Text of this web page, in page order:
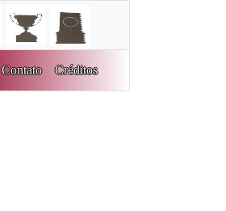
Contato Créditos